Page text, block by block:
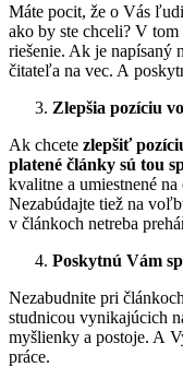
Máte pocit, že o Vás
ako by ste chceli? V tom
riešenie. Ak je napísaný
čitateľa na vec. A
Zlepšia pozíciu
Ak chcete zlepšiť
platené články sú tou
kvalitne a umiestnené
Nezabúdajte tiež na
v článkoch netreba
Poskytnú Vám
Nezabudnite pri článkoch
studnicou vynikajúcich
myšlienky a postoje. A
práce.